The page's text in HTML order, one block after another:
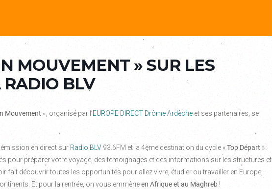
MOUVEMENT » SUR LES
BLV
Mouvement », organisé par l’EUROPE DIRECT Drôme Ardèche et ses partenaires, se
en direct sur Radio BLV 93.6FM et la 4ème destination du cycle «Top Départ » :
pour préparer votre voyage, des témoignages et des informations sur les structures et
fait découvrir toutes les opportunités pour allez vivre, étudier ou travailler en Europe,
Et pour la rentrée, on vous emmèneen Afrique et au Maghreb !